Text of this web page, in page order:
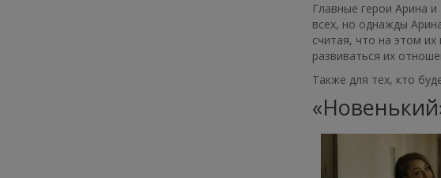
Главные герои Арина
всех, но однажды
считая, что на этом
развиваться их
Также для тех, кто